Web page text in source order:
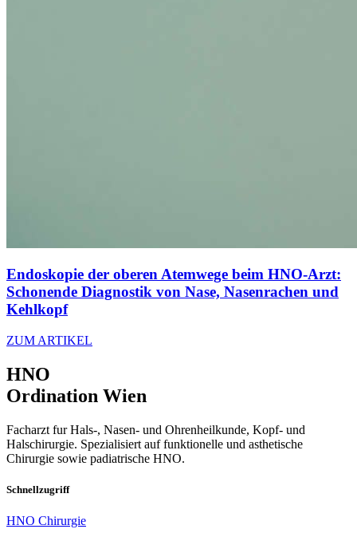
Endoskopie der oberen Atemwege beim HNO-Arzt:
Schonende Diagnostik von Nase, Nasenrachen und
Kehlkopf
ZUM ARTIKEL
HNO
Ordination Wien
Facharzt fur Hals-, Nasen- und Ohrenheilkunde, Kopf- und
Halschirurgie. Spezialisiert auf funktionelle und asthetische
Chirurgie sowie padiatrische HNO.
Schnellzugriff
HNO Chirurgie